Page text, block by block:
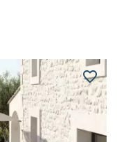
favorite_border